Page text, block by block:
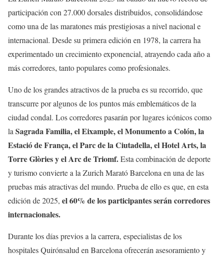
participación con 27.000 dorsales distribuidos, consolidándose
como una de las maratones más prestigiosas a nivel nacional e
internacional. Desde su primera edición en 1978, la carrera ha
experimentado un crecimiento exponencial, atrayendo cada año a
más corredores, tanto populares como profesionales.
Uno de los grandes atractivos de la prueba es su recorrido, que
transcurre por algunos de los puntos más emblemáticos de la
ciudad condal. Los corredores pasarán por lugares icónicos como
laSagrada Familia, el Eixample, el Monumento a Colón, la
Estació de França, el Parc de la Ciutadella, el Hotel Arts, la
Torre Glòries y el Arc de Triomf.Esta combinación de deporte
y turismo convierte a la Zurich Marató Barcelona en una de las
pruebas más atractivas del mundo. Prueba de ello es que, en esta
edición de 2025, el 60% de los participantes serán corredores
internacionales.
Durante los días previos a la carrera, especialistas de los
hospitales Quirónsalud en Barcelona ofrecerán asesoramiento y